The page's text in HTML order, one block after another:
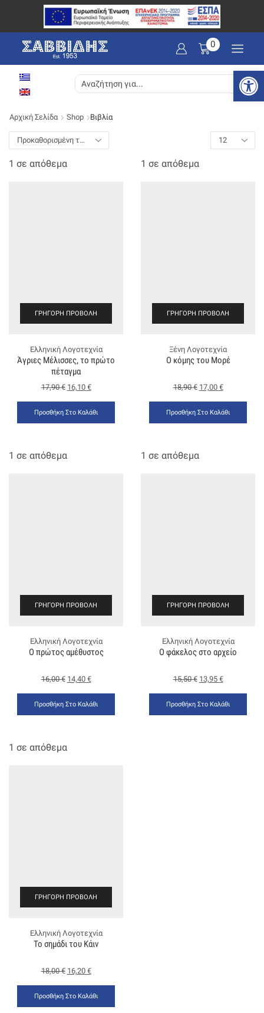
0
Αρχική Σελίδα Shop Βιβλία
1 σε απόθεμα
ΓΡΉΓΟΡΗ ΠΡΟΒΟΛΉ
Ελληνική Λογοτεχνία
Άγριες Μέλισσες, το πρώτο
πέταγμα
17,90€ 16,10 €
Προσθήκη Στο Καλάθι
1 σε απόθεμα
ΓΡΉΓΟΡΗ ΠΡΟΒΟΛΉ
Ξένη Λογοτεχνία
Ο κόμης του Μορέ
18,90€ 17,00 €
Προσθήκη Στο Καλάθι
1 σε απόθεμα
ΓΡΉΓΟΡΗ ΠΡΟΒΟΛΉ
Ελληνική Λογοτεχνία
Ο πρώτος αμέθυστος
16,00€ 14,40 €
Προσθήκη Στο Καλάθι
1 σε απόθεμα
ΓΡΉΓΟΡΗ ΠΡΟΒΟΛΉ
Ελληνική Λογοτεχνία
Ο φάκελος στο αρχείο
15,50€ 13,95 €
Προσθήκη Στο Καλάθι
1 σε απόθεμα
ΓΡΉΓΟΡΗ ΠΡΟΒΟΛΉ
Ελληνική Λογοτεχνία
Το σημάδι του Κάιν
18,00€ 16,20 €
Προσθήκη Στο Καλάθι